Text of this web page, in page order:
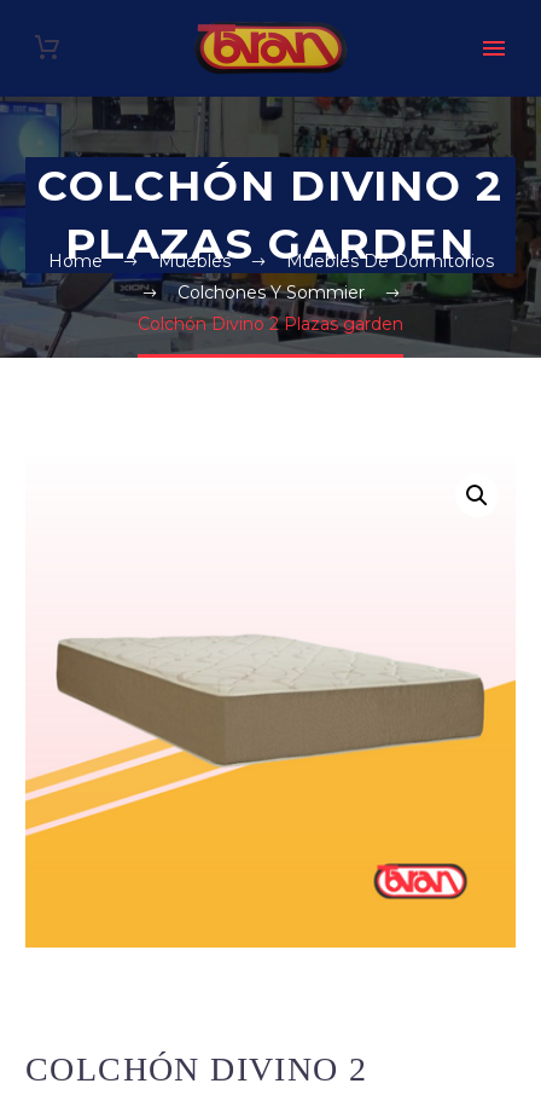
COLCHÓN DIVINO 2
PLAZAS GARDEN
Home Muebles
Muebles De Dormitorios
Colchones Y Sommier
Colchón Divino 2 Plazas garden
COLCHÓN DIVINO 2